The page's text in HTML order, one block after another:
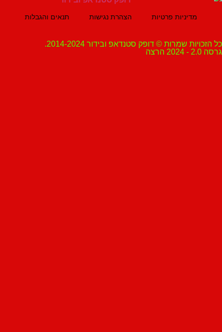
מדיניות פרטיות הצהרת נגישות תנאים והגבלות
שמרות © דופק סטנדאפ ובידור 2014-2024.